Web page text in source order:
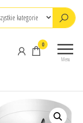
Menu
0